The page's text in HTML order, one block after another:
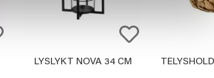
LYSLYKT NOVA 34 CM